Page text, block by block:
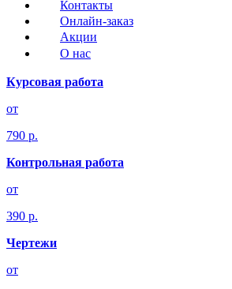
Контакты
Онлайн-заказ
Акции
О нас
Курсовая работа
от
790 р.
Контрольная работа
от
390 р.
Чертежи
от